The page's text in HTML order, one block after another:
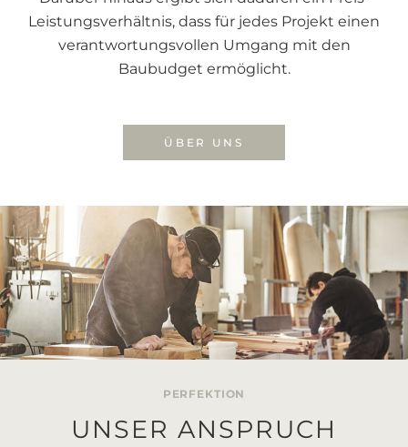
Leistungsverhältnis, dass für jedes Projekt einen
verantwortungsvollen Umgang mit den
Baubudget ermöglicht.
ÜBER UNS
PERFEKTION
UNSER ANSPRUCH